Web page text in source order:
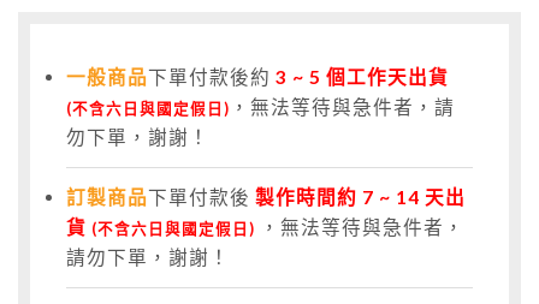
一般商品下單付款後約 3 ~ 5 個工作天出貨
(不含六日與國定假日) ，無法等待與急件者，請
勿下單，謝謝！
訂製商品下單付款後 製作時間約 7 ~ 14 天出
貨 (不含六日與國定假日)
，無法等待與急件者，
請勿下單，謝謝！